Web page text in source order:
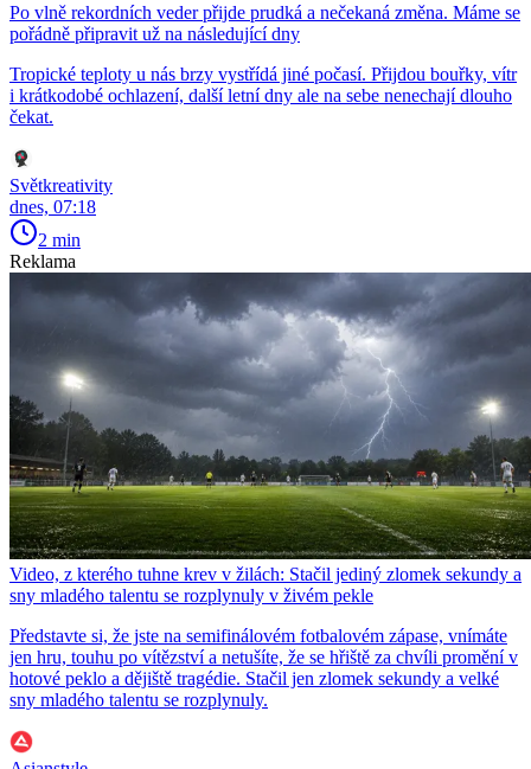
Po vlně rekordních veder přijde prudká a nečekaná změna. Máme se
pořádně připravit už na následující dny
Tropické teploty u nás brzy vystřídá jiné počasí. Přijdou bouřky, vítr
i krátkodobé ochlazení, další letní dny ale na sebe nenechají dlouho
čekat.
Světkreativity
dnes, 07:18
2 min
Reklama
Video, z kterého tuhne krev v žilách: Stačil jediný zlomek sekundy a
sny mladého talentu se rozplynuly v živém pekle
Představte si, že jste na semifinálovém fotbalovém zápase, vnímáte
jen hru, touhu po vítězství a netušíte, že se hřiště za chvíli promění v
hotové peklo a dějiště tragédie. Stačil jen zlomek sekundy a velké
sny mladého talentu se rozplynuly.